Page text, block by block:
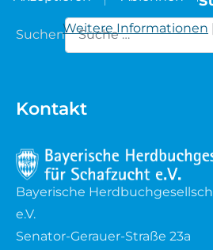
Suchen
Kontakt
Bayerische
e.V.
Senator-Gerauer-Straße 23a
Weitere Informationen |
Soayschaf
Waldschaf
Weiße gehörnte Heidschnucke
Zackelschaf
Herdwick